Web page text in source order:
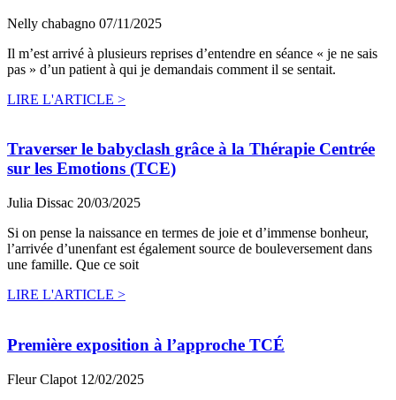
Nelly chabagno 07/11/2025
Il m’est arrivé à plusieurs reprises d’entendre en séance « je ne sais
pas » d’un patient à qui je demandais comment il se sentait.
LIRE L'ARTICLE >
Traverser le babyclash grâce à la Thérapie Centrée
sur les Emotions (TCE)
Julia Dissac 20/03/2025
Si on pense la naissance en termes de joie et d’immense bonheur,
l’arrivée d’unenfant est également source de bouleversement dans
une famille. Que ce soit
LIRE L'ARTICLE >
Première exposition à l’approche TCÉ
Fleur Clapot 12/02/2025